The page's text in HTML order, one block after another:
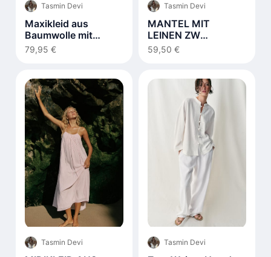
Tasmin Devi
Maxikleid aus
Baumwolle mit
Schnürdetail Weiß
79,95 €
Tasmin Devi
MANTEL MIT
LEINEN ZW
COLLECTION
59,50 €
Tasmin Devi Tasmin Devi